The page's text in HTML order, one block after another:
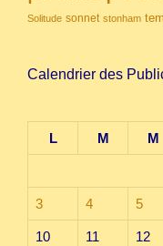
Solitude sonnet stonham
Calendrier des
L
M M
3 4 5
10 11 12